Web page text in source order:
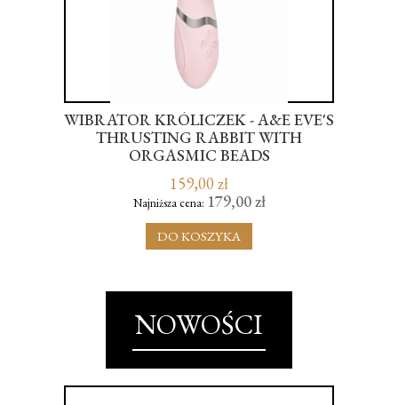
WIBRATOR KRÓLICZEK - A&E EVE'S
THRUSTING RABBIT WITH
ORGASMIC BEADS
159,00 zł
Najniższa cena: 179,00 zł
DO KOSZYKA
NOWOŚCI